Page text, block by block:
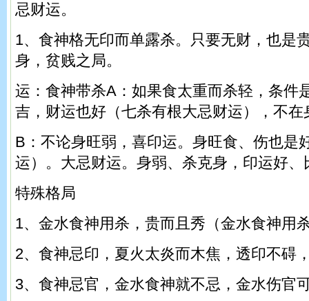
忌财运。
1、食神格无印而单露杀。只要无财，也是
身，贫贱之局。
运：食神带杀A：如果食太重而杀轻，条件
吉，财运也好（七杀有根大忌财运），不在
B：不论身旺弱，喜印运。身旺食、伤也是
运）。大忌财运。身弱、杀克身，印运好、
特殊格局
1、金水食神用杀，贵而且秀（金水食神用
2、食神忌印，夏火太炎而木焦，透印不碍
3、食神忌官，金水食神就不忌，金水伤官